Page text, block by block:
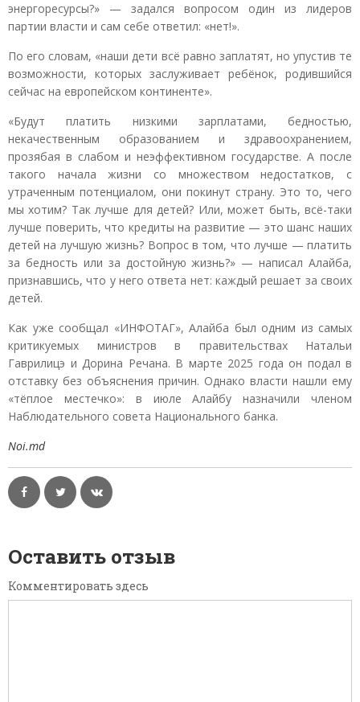
энергоресурсы?» — задался вопросом один из лидеров
партии власти и сам себе ответил: «нет!».
По его словам, «наши дети всё равно заплатят, но упустив те
возможности, которых заслуживает ребёнок, родившийся
сейчас на европейском континенте».
«Будут платить низкими зарплатами, бедностью,
некачественным образованием и здравоохранением,
прозябая в слабом и неэффективном государстве. А после
такого начала жизни со множеством недостатков, с
утраченным потенциалом, они покинут страну. Это то, чего
мы хотим? Так лучше для детей? Или, может быть, всё-таки
лучше поверить, что кредиты на развитие — это шанс наших
детей на лучшую жизнь? Вопрос в том, что лучше — платить
за бедность или за достойную жизнь?» — написал Алайба,
признавшись, что у него ответа нет: каждый решает за своих
детей.
Как уже сообщал «ИНФОТАГ», Алайба был одним из самых
критикуемых министров в правительствах Натальи
Гаврилицэ и Дорина Речана. В марте 2025 года он подал в
отставку без объяснения причин. Однако власти нашли ему
«тёплое местечко»: в июле Алайбу назначили членом
Наблюдательного совета Национального банка.
Noi.md
Оставить отзыв
Комментировать здесь